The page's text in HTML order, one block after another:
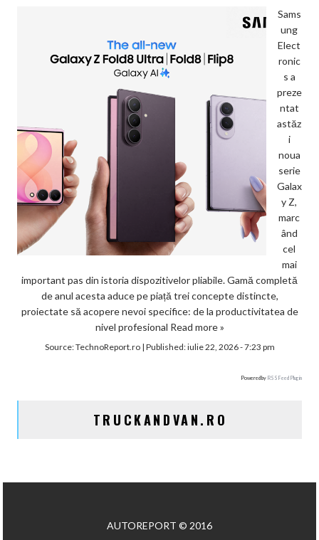
Sams
ung
Elect
ronic
s a
preze
ntat
astăz
i
noua
serie
Galax
y Z,
marc
ând
cel
mai
important pas din istoria dispozitivelor pliabile. Gamă completă
de anul acesta aduce pe piață trei concepte distincte,
proiectate să acopere nevoi specifice: de la productivitatea de
nivel profesional Read more »
Source:TechnoReport.ro| Published:iulie 22, 2026 - 7:23 pm
Powered by RSS Feed Plugin
TRUCKANDVAN.RO
AUTOREPORT © 2016